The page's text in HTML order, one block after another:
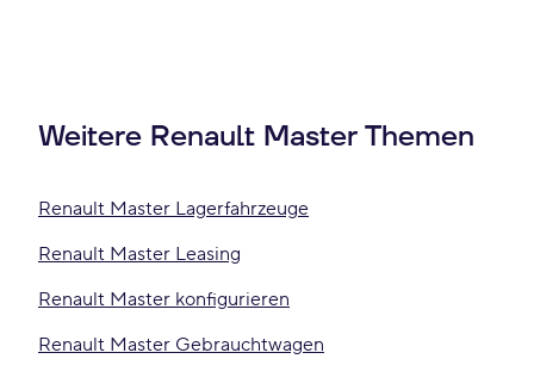
Weitere Renault Master Themen
Renault Master Lagerfahrzeuge
Renault Master Leasing
Renault Master konfigurieren
Renault Master Gebrauchtwagen